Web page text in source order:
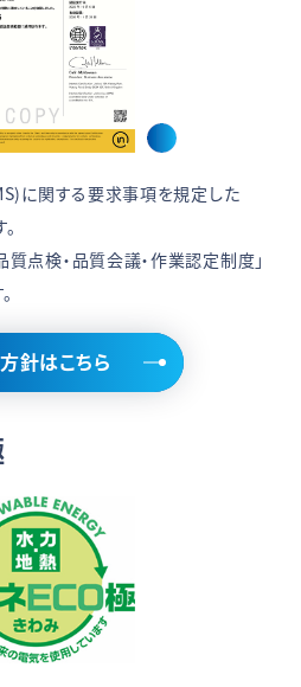
に関する要求事項を規定した
質点検・品質会議・作業認定制度」
針はこちら